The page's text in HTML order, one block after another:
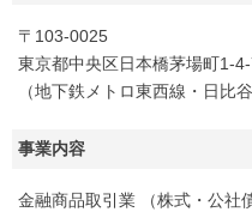
〒103-0025
東京都中央区日本橋茅場町1-
（地下鉄メトロ東西線・日比
事業内容
金融商品取引業 （株式・公社